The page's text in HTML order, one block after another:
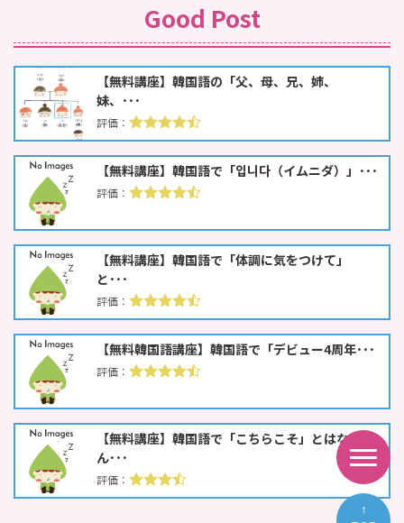
Good Post
【無料講座】韓国語の「父、母、兄、姉、
妹、･･･
【無料講座】韓国語で「입니다（イムニダ）」･･･
【無料講座】韓国語で「体調に気をつけて」
と･･･
【無料韓国語講座】韓国語で「デビュー4周年･･･
【無料講座】韓国語で「こちらこそ」とはな
ん･･･